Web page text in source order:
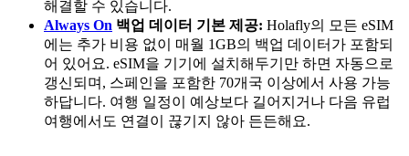
해결할 수 있습니다.
Always On 백업 데이터 기본 제공: Holafly의 모든 eSIM
에는 추가 비용 없이 매월 1GB의 백업 데이터가 포함되
어 있어요. eSIM을 기기에 설치해두기만 하면 자동으로
갱신되며, 스페인을 포함한 70개국 이상에서 사용 가능
하답니다. 여행 일정이 예상보다 길어지거나 다음 유럽
여행에서도 연결이 끊기지 않아 든든해요.